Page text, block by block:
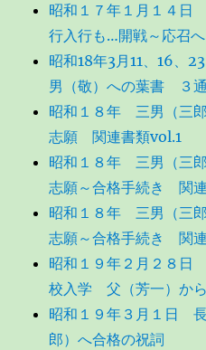
昭和１７年１月１４日
行入行も…開戦～応召へ
昭和18年3月11、16、
男（敬）への葉書 ３通
昭和１８年 三男（三
志願 関連書類vol.1
昭和１８年 三男（三
志願～合格手続き 関
昭和１８年 三男（三
志願～合格手続き 関
昭和１９年２月２８日
校入学 父（芳一）か
昭和１９年３月１日
郎）へ合格の祝詞